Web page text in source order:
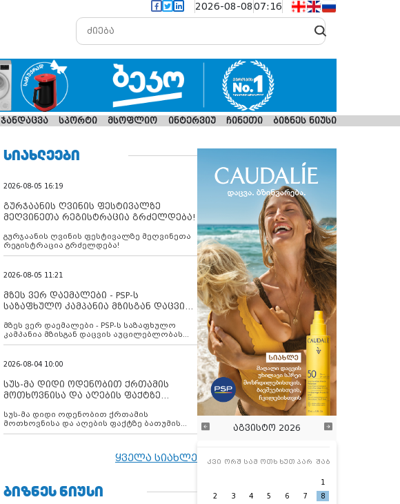
2026-08-0807:16
ჯანდაცვა სპორტი მსოფლიო ინტერვიუ ჩინეთი ბიზნეს ნიუსი
ᲡᲘᲐᲮᲚᲔᲔᲑᲘ
2026-08-05 16:19
გურჯაანის ღვინის ფესტივალზე
მეღვინეთა რეგისტრაცია გრძელდება!
გურჯაანის ღვინის ფესტივალზე მეღვინეთა
რეგისტრაცია გრძელდება!
2026-08-05 11:21
მზეს ვერ დაემალები - PSP-ს
საზაფხულო კამპანია მზისგან დაცვის
მზეს ვერ დაემალები - PSP-ს საზაფხულო
კამპანია მზისგან დაცვის აუცილებლობას
გვახსენებს
2026-08-04 10:00
სუს-მა დიდი ოდენობით ქრთამის
მოთხოვნისა და აღების ფაქტზე
დააკავა
სუს-მა დიდი ოდენობით ქრთამის
მოთხოვნისა და აღების ფაქტზე ბათუმის
მერიის თანამშრომელი დააკავა
ყველა სიახლე
ᲑᲘᲖᲜᲔᲡ ᲜᲘᲣᲡᲘ
აგვისტო 2026
კვი ორშ სამ ოთხ ხუთ პარ შაბ
1
2
3 4 5 6 7
8